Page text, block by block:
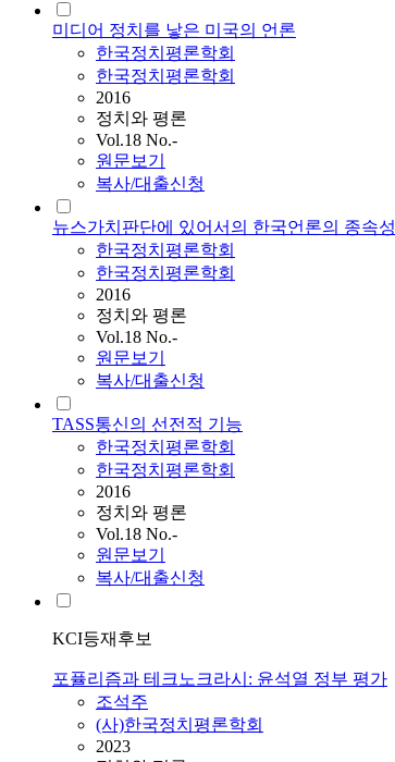
미디어 정치를 낳은 미국의 언론
한국정치평론학회
한국정치평론학회
2016
정치와 평론
Vol.18 No.-
원문보기
복사/대출신청
뉴스가치판단에 있어서의 한국언론의 종속성
한국정치평론학회
한국정치평론학회
2016
정치와 평론
Vol.18 No.-
원문보기
복사/대출신청
TASS통신의 선전적 기능
한국정치평론학회
한국정치평론학회
2016
정치와 평론
Vol.18 No.-
원문보기
복사/대출신청
KCI등재후보
포퓰리즘과 테크노크라시: 윤석열 정부 평가
조석주
(사)한국정치평론학회
2023